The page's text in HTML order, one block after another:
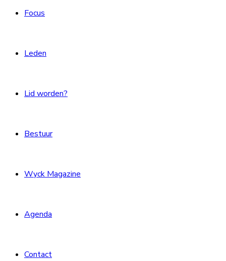
Focus
Leden
Lid worden?
Bestuur
Wyck Magazine
Agenda
Contact